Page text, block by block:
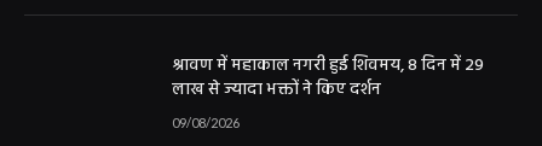
श्रावण में महाकाल नगरी हुई शिवमय, 8 दिन में 29
लाख से ज्यादा भक्तों ने किए दर्शन
09/08/2026